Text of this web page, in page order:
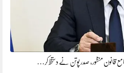
قانون منظور، صدر پوتن نے دستخط کر…